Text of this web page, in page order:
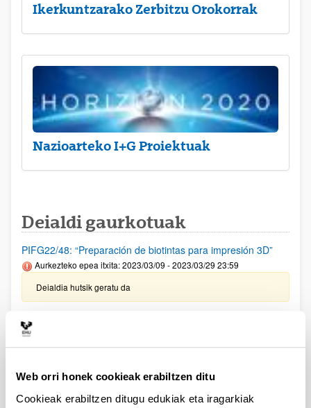
Web orri honek cookieak erabiltzen ditu
Cookieak erabiltzen ditugu edukiak eta iragarkiak
Ikerkuntzarako Zerbitzu Orokorrak
Nazioarteko I+G Proiektuak
Deialdi gaurkotuak
PIFG22/48: “Preparación de biotintas para impresión 3D”
Aurkezteko epea itxita: 2023/03/09 - 2023/03/29 23:59
Deialdia hutsik geratu da
Garapen Iraunkorrerako 2030 Agenda sustatzeko eta
ezartzeko jarduerak egiteko dirulaguntzak-2023
Aurkezteko epea itxita: 2023/04/03 - 2023/04/16
Ekonomia eta Gizarte Kontseiluaren Ikerketa Saria, XXII.
deialdia
Aurkezteko epea itxita: 2023/03/29 - 2023/05/28 00:00